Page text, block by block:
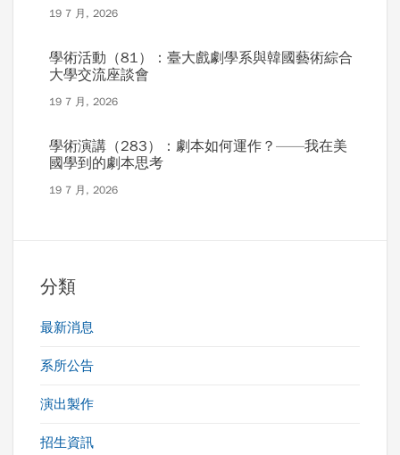
19 7 月, 2026
學術活動（81）：臺大戲劇學系與韓國藝術綜合
大學交流座談會
19 7 月, 2026
學術演講（283）：劇本如何運作？——我在美
國學到的劇本思考
19 7 月, 2026
分類
最新消息
系所公告
演出製作
招生資訊